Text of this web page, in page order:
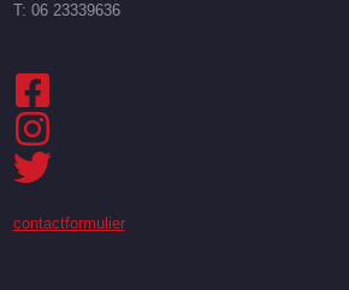
T: 06 23339636
contactformulier